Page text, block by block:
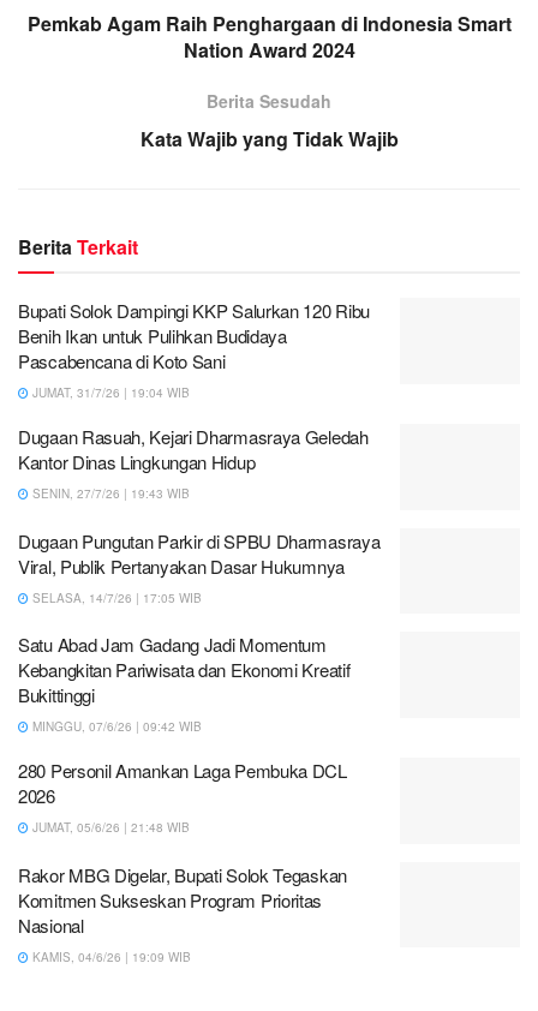
Pemkab Agam Raih Penghargaan di Indonesia Smart
Nation Award 2024
Berita Sesudah
Kata Wajib yang Tidak Wajib
BeritaTerkait
Bupati Solok Dampingi KKP Salurkan 120 Ribu
Benih Ikan untuk Pulihkan Budidaya
Pascabencana di Koto Sani
JUMAT, 31/7/26 | 19:04 WIB
Dugaan Rasuah, Kejari Dharmasraya Geledah
Kantor Dinas Lingkungan Hidup
SENIN, 27/7/26 | 19:43 WIB
Dugaan Pungutan Parkir di SPBU Dharmasraya
Viral, Publik Pertanyakan Dasar Hukumnya
SELASA, 14/7/26 | 17:05 WIB
Satu Abad Jam Gadang Jadi Momentum
Kebangkitan Pariwisata dan Ekonomi Kreatif
Bukittinggi
MINGGU, 07/6/26 | 09:42 WIB
280 Personil Amankan Laga Pembuka DCL
2026
JUMAT, 05/6/26 | 21:48 WIB
Rakor MBG Digelar, Bupati Solok Tegaskan
Komitmen Sukseskan Program Prioritas
Nasional
KAMIS, 04/6/26 | 19:09 WIB